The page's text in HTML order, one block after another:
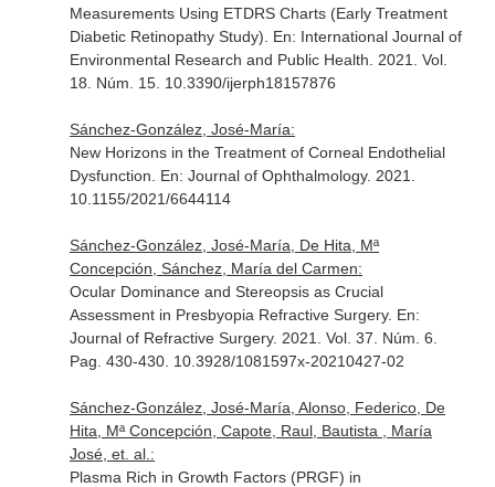
Measurements Using ETDRS Charts (Early Treatment
Diabetic Retinopathy Study). En: International Journal of
Environmental Research and Public Health . 2021. Vol.
18. Núm. 15. 10.3390/ijerph18157876
Sánchez-González, José-María:
New Horizons in the Treatment of Corneal Endothelial
Dysfunction. En: Journal of Ophthalmology. 2021.
10.1155/2021/6644114
Sánchez-González, José-María, De Hita, Mª
Concepción, Sánchez, María del Carmen:
Ocular Dominance and Stereopsis as Crucial
Assessment in Presbyopia Refractive Surgery. En:
Journal of Refractive Surgery. 2021. Vol. 37. Núm. 6.
Pag. 430-430. 10.3928/1081597x-20210427-02
Sánchez-González, José-María, Alonso, Federico, De
Hita, Mª Concepción, Capote, Raul, Bautista , María
José, et. al.:
Plasma Rich in Growth Factors (PRGF) in